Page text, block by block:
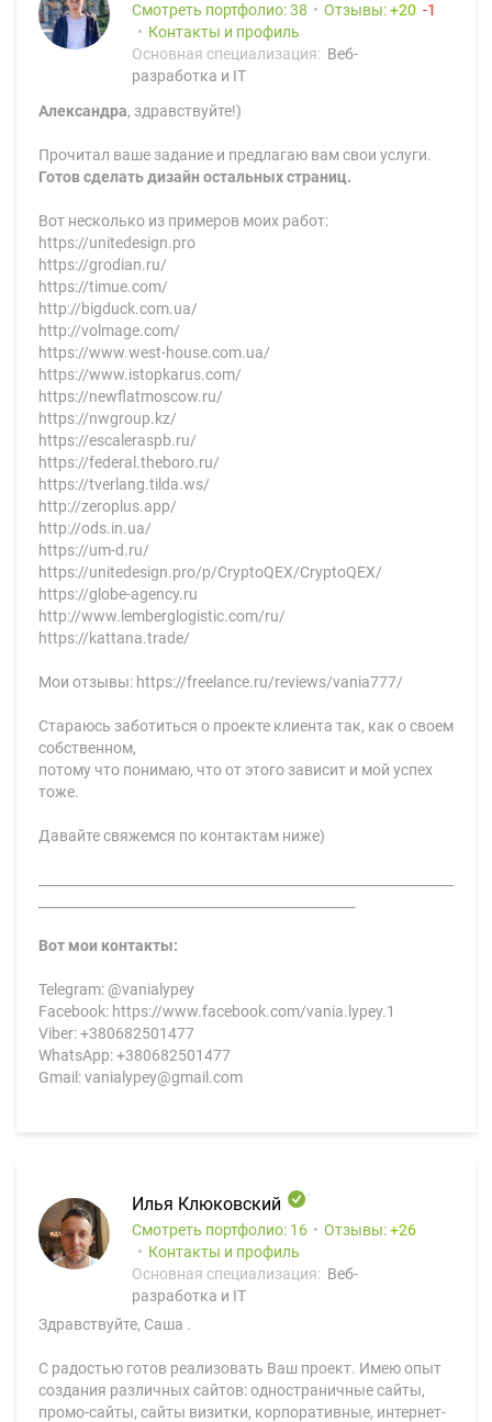
Смотреть портфолио: 38 Отзывы: 20
1
Контакты и профиль
Основная специализация: Веб-
разработка и IT
Александра, здравствуйте!)
Прочитал ваше задание и предлагаю вам свои услуги.
Готов сделать дизайн остальных страниц.
Вот несколько из примеров моих работ:
https://unitedesign.pro
https://grodian.ru/
https://timue.com/
http://bigduck.com.ua/
http://volmage.com/
https://www.west-house.com.ua/
https://www.istopkarus.com/
https://newflatmoscow.ru/
https://nwgroup.kz/
https://escaleraspb.ru/
https://federal.theboro.ru/
https://tverlang.tilda.ws/
http://zeroplus.app/
http://ods.in.ua/
https://um-d.ru/
https://unitedesign.pro/p/CryptoQEX/CryptoQEX/
https://globe-agency.ru
http://www.lemberglogistic.com/ru/
https://kattana.trade/
Мои отзывы: https://freelance.ru/reviews/vania777/
Стараюсь заботиться о проекте клиента так, как о своем
собственном,
потому что понимаю, что от этого зависит и мой успех
тоже.
Давайте свяжемся по контактам ниже)
Вот мои контакты:
Telegram: @vanialypey
Facebook: https://www.facebook.com/vania.lypey.1
Viber: +380682501477
WhatsApp: +380682501477
Gmail: vanialypey@gmail.com
Илья Клюковский
Смотреть портфолио: 16 Отзывы:
26
Контакты и профиль
Основная специализация: Веб-
разработка и IT
Здравствуйте, Саша .
С радостью готов реализовать Ваш проект. Имею опыт
создания различных сайтов: одностраничные сайты,
промо-сайты, сайты визитки, корпоративные, интернет-